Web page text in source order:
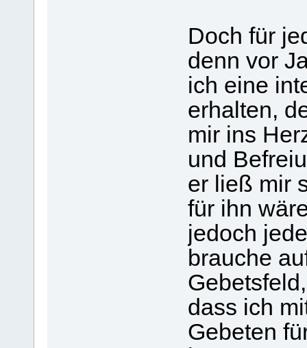
Doch für
denn vor
ich eine
erhalten,
mir ins
und
er ließ mir
für ihn
jedoch
brauche
dass ich
Gebeten